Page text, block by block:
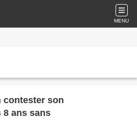
MENU
contester son
8 ans sans